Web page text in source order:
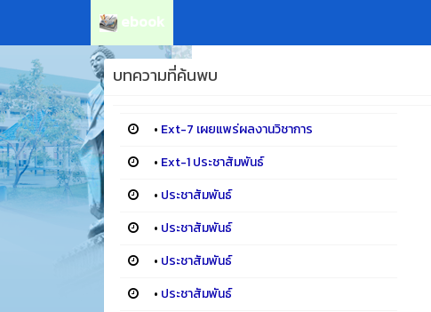
ebook
บทความที่ค้นพบ
• Ext-7 เผยแพร่ผลงานวิชาการ
• Ext-1 ประชาสัมพันธ์
• ประชาสัมพันธ์
• ประชาสัมพันธ์
• ประชาสัมพันธ์
• ประชาสัมพันธ์